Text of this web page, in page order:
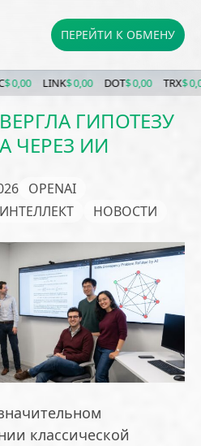
ПЕРЕЙТИ К ОБМЕНУ
LINK$ 0,00 DOT $ 0,00 TRX $ 0,00
ГИПОТЕЗУ
ЧЕРЕЗ ИИ
OPENAI
НОВОСТИ
классической